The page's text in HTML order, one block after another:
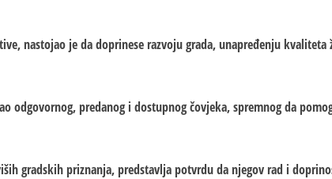
nastojao je da doprinese razvoju grada, unapređenju kvaliteta
odgovornog, predanog i dostupnog čovjeka, spremnog da
gradskih priznanja, predstavlja potvrdu da njegov rad i